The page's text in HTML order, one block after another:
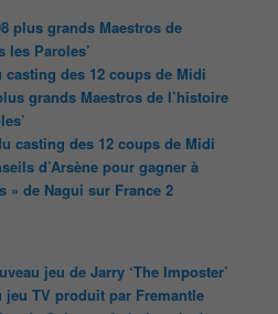
plus grands Maestros de
les Paroles’
casting des 12 coups de Midi
grands Maestros de l’histoire
casting des 12 coups de Midi
d’Arsène pour gagner à
» de Nagui sur France 2
jeu de Jarry ‘The Imposter’
jeu TV produit par Fremantle